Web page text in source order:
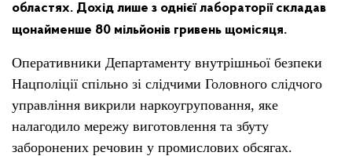
областях. Дохід лише з однієї лабораторії складав
щонайменше 80 мільйонів гривень щомісяця.
Оперативники Департаменту внутрішньої безпеки
Нацполіції спільно зі слідчими Головного слідчого
управління викрили наркоугруповання, яке
налагодило мережу виготовлення та збуту
заборонених речовин у промислових обсягах.